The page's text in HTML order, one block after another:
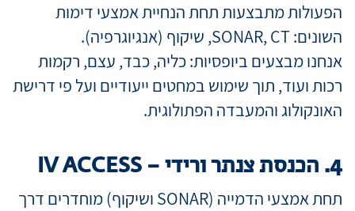
הפעולות מתבצעות תחת הנחיית אמצעי דימות
השונים: SONAR, CT, שיקוף (אנגיוגרפיה).
אנחנו מבצעים ביופסיות: כליה, כבד, עצם, רקמות
רכות ועוד, תוך שימוש במחטים ייעודיים ועל פי דרישת
האונקולוג והמעבדה הפתולוגית.
4. הכנסת צנתר ורידי – IV ACCESS
תחת אמצעי הדמייה (SONAR ושיקוף) מוחדרים דרך